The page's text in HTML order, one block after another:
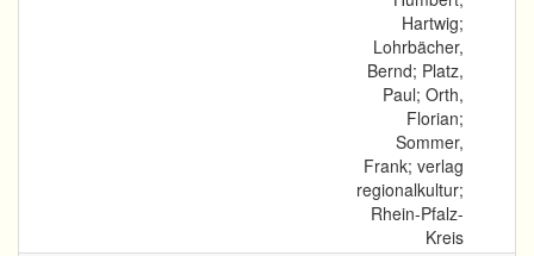
Hartwig;
Lohrbächer,
Bernd; Platz,
Paul; Orth,
Florian;
Sommer,
Frank; verlag
regionalkultur;
Rhein-Pfalz-
Kreis